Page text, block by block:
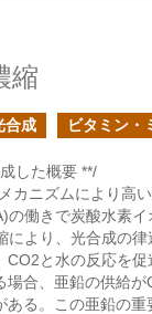
縮
合成 ビタミン・
した概要 **/
カニズムにより高
の働きで炭酸水素
により、光合成の
CO2と水の反応を
場合、亜鉛の供給
ある。この亜鉛の